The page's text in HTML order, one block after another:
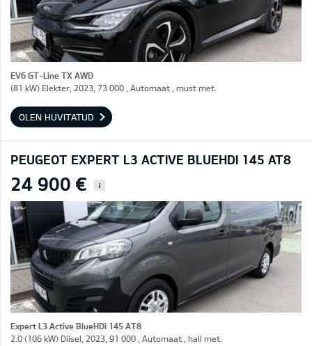
EV6 GT-Line TX AWD
(81 kW) Elekter, 2023, 73 000 , Automaat , must met.
OLEN HUVITATUD
PEUGEOT EXPERT L3 ACTIVE BLUEHDI 145 AT8
24 900 € i
Expert L3 Active BlueHDi 145 AT8
2.0 (106 kW) Diisel, 2023, 91 000 , Automaat , hall met.